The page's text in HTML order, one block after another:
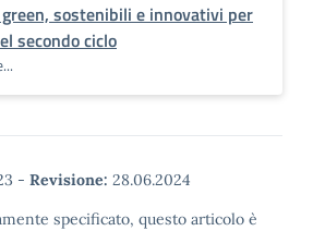
sostenibili e innovativi per
secondo ciclo
- Revisione: 28.06.2024
specificato, questo articolo è